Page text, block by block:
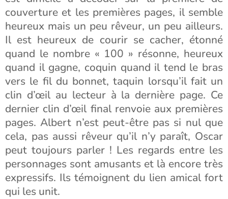
couverture et les premières pages, il semble
heureux mais un peu rêveur, un peu ailleurs.
Il est heureux de courir se cacher, étonné
quand le nombre « 100 » résonne, heureux
quand il gagne, coquin quand il tend le bras
vers le fil du bonnet, taquin lorsqu’il fait un
clin d’œil au lecteur à la dernière page. Ce
dernier clin d’œil final renvoie aux premières
pages. Albert n’est peut-être pas si nul que
cela, pas aussi rêveur qu’il n’y paraît, Oscar
peut toujours parler ! Les regards entre les
personnages sont amusants et là encore très
expressifs. Ils témoignent du lien amical fort
qui les unit.